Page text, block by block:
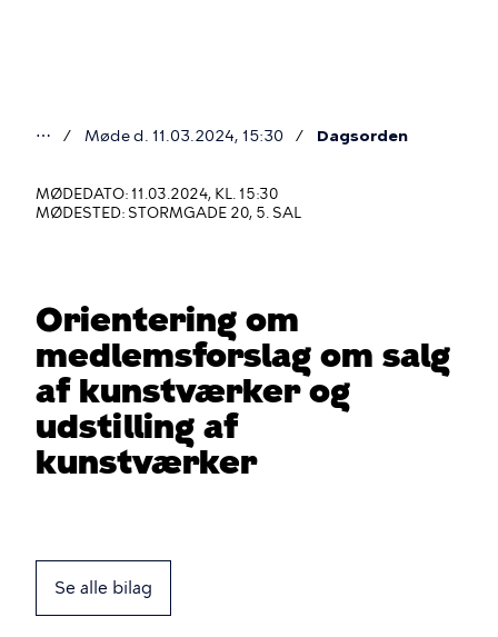
er
her
⋯ Møde d. 11.03.2024, 15:30 Dagsorden
MØDEDATO: 11.03.2024, KL. 15:30
MØDESTED: STORMGADE 20, 5. SAL
Orientering om
medlemsforslag om salg
af kunstværker og
udstilling af
kunstværker
Se alle bilag